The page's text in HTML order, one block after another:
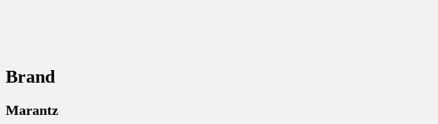
Brand
Marantz